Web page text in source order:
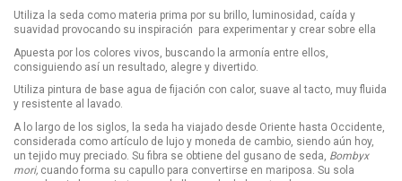
Utiliza la seda como materia prima por su brillo, luminosidad, caída y
suavidad provocando su inspiración para experimentar y crear sobre ella
Apuesta por los colores vivos, buscando la armonía entre ellos,
consiguiendo así un resultado, alegre y divertido.
Utiliza pintura de base agua de fijación con calor, suave al tacto, muy fluida
y resistente al lavado.
A lo largo de los siglos, la seda ha viajado desde Oriente hasta Occidente,
considerada como artículo de lujo y moneda de cambio, siendo aún hoy,
un tejido muy preciado. Su fibra se obtiene del gusano de seda, Bombyx
mori, cuando forma su capullo para convertirse en mariposa. Su sola